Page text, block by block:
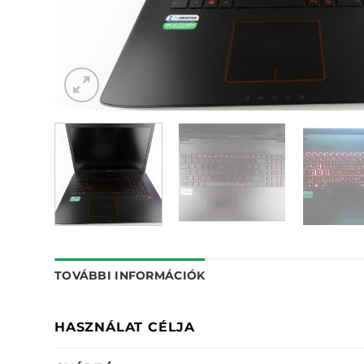
TOVÁBBI INFORMÁCIÓK
HASZNÁLAT CÉLJA